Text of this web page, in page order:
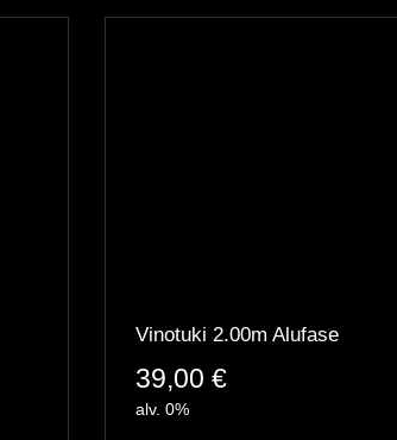
Vinotuki 2.00m Alufase
39,00 €
alv. 0%